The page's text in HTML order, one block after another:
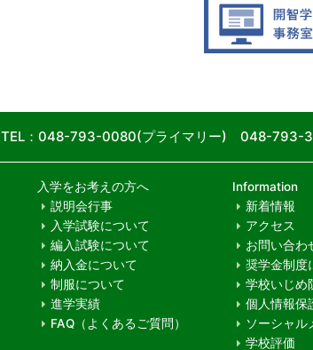
TEL：048-793-0080(プライマリー) 048-793-
入学をお考えの方へ
説明会行事
入学試験について
編入試験について
納入金について
制服について
進学実績
FAQ（よくあるご質問）
Information
新着情報
アクセス
お問い合わ
奨学金制度
学校いじめ
個人情報保
ソーシャル
学校評価